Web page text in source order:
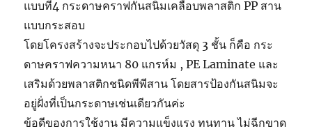
แบบที่4 กระดาษคราฟกันสนิมเคลือบพลาสติก PP สาน
แบบกระสอบ
โดยโครงสร้างจะประกอบไปด้วยวัสดุ 3 ชั้น ก็คือ กระ
ดาษคราฟความหนา 80 แกรห์ม , PE Laminate และ
เสริมด้วยพลาสติกชนิดพีพีสาน โดยสารป้องกันสนิมจะ
อยู่ฝั่งที่เป็นกระดาษเช่นเดียวกันค่ะ
ข้อดีของการใช้งาน มีความแข็งแรง ทนทาน ไม่ฉีกขาด